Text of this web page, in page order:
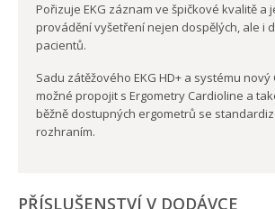
Pořizuje EKG záznam ve špičkové kvalitě a
provádění vyšetření nejen dospělých, ale i
pacientů.
Sadu zátěžového EKG HD+ a systému
možné propojit s Ergometry Cardioline a
běžně dostupných ergometrů se
rozhraním.
PŘÍSLUŠENSTVÍ V DODÁVCE